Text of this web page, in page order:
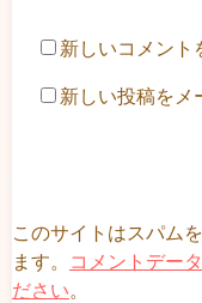
新しいコメント
新しい投稿をメ
このサイトはスパム
ます。
コメントデー
ださい。